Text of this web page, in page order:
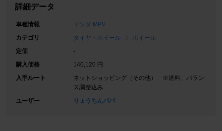
詳細データ
車種情報
マツダ MPV
カテゴリ
タイヤ・ホイール
ホイール
定価
-
購入価格
140,120 円
入手ルート
ネットショッピング（その他） ※送料、バラン
ス調整込み
ユーザー
りょうちんパパ